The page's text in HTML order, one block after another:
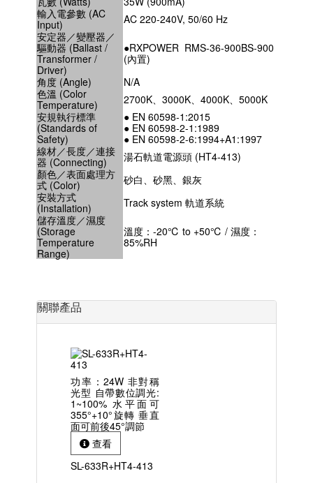
輸入電參數 (AC
Input)
AC 220-240V, 50/60 Hz
安定器／變壓器／
驅動器 (Ballast /
Transformer /
Driver)
●RXPOWER RMS-36-900BS-900
(內置)
角度 (Angle)
N/A
色溫 (Color
Temperature)
2700K、3000K、4000K、5000K
安規執行標準
(Standards of
Safety)
● EN 60598-1:2015
● EN 60598-2-1:1989
● EN 60598-2-6:1994+A1:1997
線材／長度／連接
器 (Connecting)
湯石軌道電源頭 (HT4-413)
顏色／表面處理方
式 (Color)
砂白、砂黑、銀灰
安裝方式
(Installation)
Track system 軌道系統
儲存溫度／濕度
(Storage
Temperature
Range)
溫度：-20℃ to +50℃ / 濕度：
85%RH
關聯產品
功率：24W 非對稱
光型 自帶數位調光:
1~100% 水平面可
355°+10°旋轉 垂直
面可前後45°調節
查看
SL-633R+HT4-413